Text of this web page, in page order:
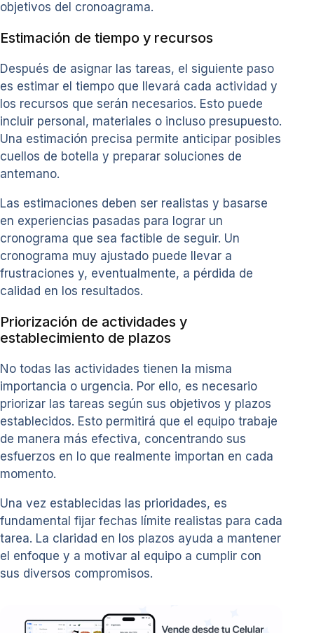
objetivos del cronoagrama.
Estimación de tiempo y recursos
Después de asignar las tareas, el siguiente paso
es estimar el tiempo que llevará cada actividad y
los recursos que serán necesarios. Esto puede
incluir personal, materiales o incluso presupuesto.
Una estimación precisa permite anticipar posibles
cuellos de botella y preparar soluciones de
antemano.
Las estimaciones deben ser realistas y basarse
en experiencias pasadas para lograr un
cronograma que sea factible de seguir. Un
cronograma muy ajustado puede llevar a
frustraciones y, eventualmente, a pérdida de
calidad en los resultados.
Priorización de actividades y
establecimiento de plazos
No todas las actividades tienen la misma
importancia o urgencia. Por ello, es necesario
priorizar las tareas según sus objetivos y plazos
establecidos. Esto permitirá que el equipo trabaje
de manera más efectiva, concentrando sus
esfuerzos en lo que realmente importan en cada
momento.
Una vez establecidas las prioridades, es
fundamental fijar fechas límite realistas para cada
tarea. La claridad en los plazos ayuda a mantener
el enfoque y a motivar al equipo a cumplir con
sus diversos compromisos.